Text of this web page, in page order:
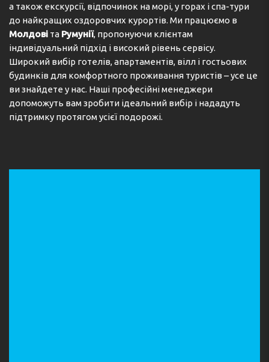
а також екскурсії, відпочинок на морі, у горах і спа-тури
до найкращих оздоровчих курортів. Ми працюємо в
Молдові та Румунії, пропонуючи клієнтам
індивідуальний підхід і високий рівень сервісу.
Широкий вибір готелів, апартаментів, вілл і гостьових
будинків для комфортного проживання туристів – усе це
ви знайдете у нас. Наші професійні менеджери
допоможуть вам зробити ідеальний вибір і нададуть
підтримку протягом усієї подорожі.